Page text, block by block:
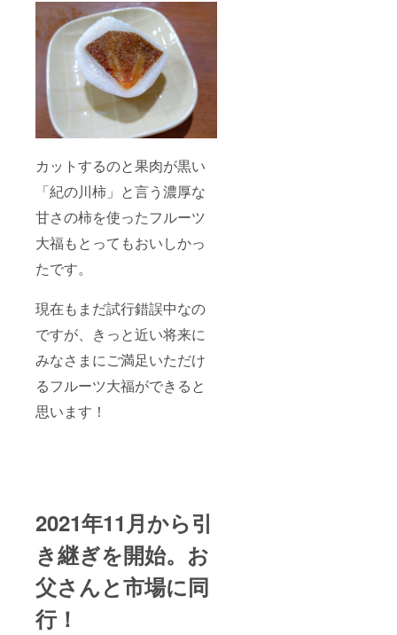
カットするのと果肉が黒い
「紀の川柿」と言う濃厚な
甘さの柿を使ったフルーツ
大福もとってもおいしかっ
たです。
現在もまだ試行錯誤中なの
ですが、きっと近い将来に
みなさまにご満足いただけ
るフルーツ大福ができると
思います！
2021年11月から引
き継ぎを開始。お
父さんと市場に同
行！